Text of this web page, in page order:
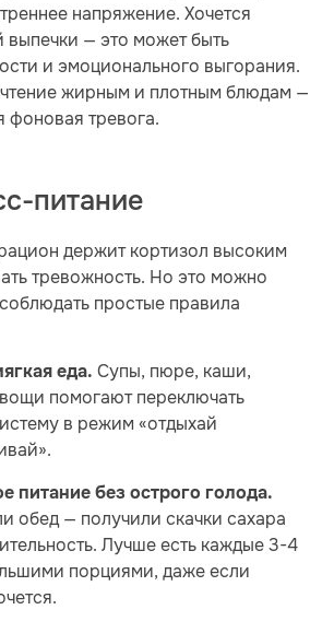
напряжение. Хочется
выпечки — это может быть
и эмоционального выгорания.
жирным и плотным блюдам —
фоновая тревога.
питание
держит кортизол высоким
тревожность. Но это можно
простые правила
еда. Супы, пюре, каши,
помогают переключать
в режим «отдыхай
питание без острого голода.
обед — получили скачки сахара
Лучше есть каждые 3-4
порциями, даже если